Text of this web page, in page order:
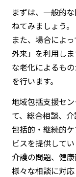
まずは、一般的
ねてみましょう。
また、場合によ
外来」を利用し
な老化によるも
を行います。
地域包括支援セ
て、総合相談、
包括的・継続的
ビスを提供してい
介護の問題、健
様々な相談に対